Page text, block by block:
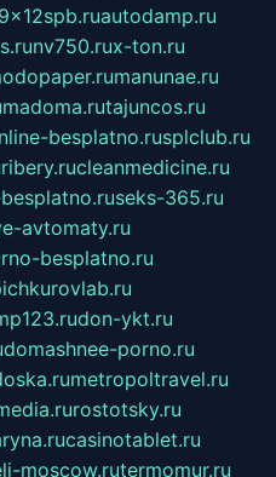
autodamp.ru
nv750.rux-ton.ru
manunae.ru
madoma.rutajuncos.ru
besplatno.rusplclub.ru
ribery.rucleanmedicine.ru
seks-365.ru
avtomaty.ru
besplatno.ru
don-ykt.ru
domashnee-porno.ru
metropoltravel.ru
rostotsky.ru
casinotablet.ru
moscow.rutermomur.ru